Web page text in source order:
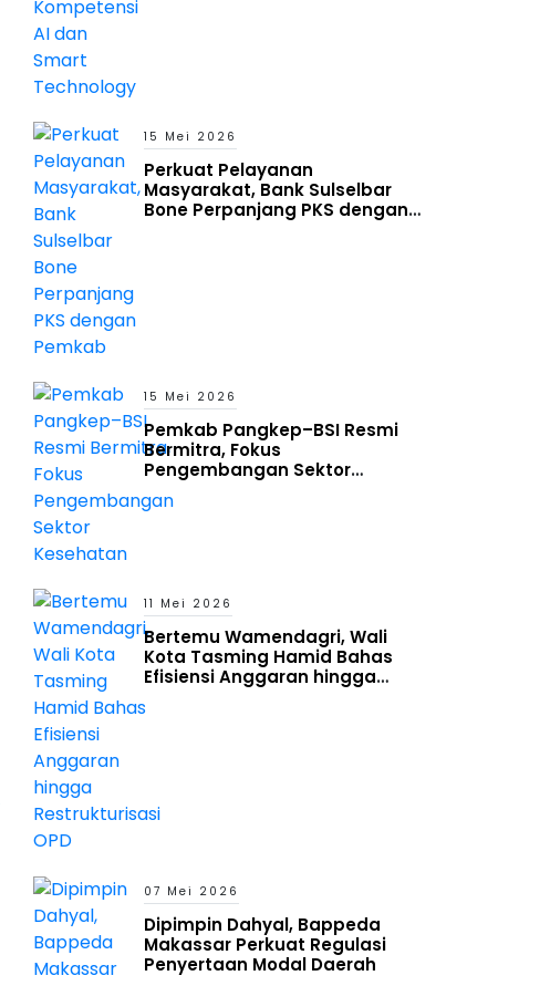
15 Mei 2026
Perkuat Pelayanan
Masyarakat, Bank Sulselbar
Bone Perpanjang PKS dengan
15 Mei 2026
Pemkab Pangkep–BSI Resmi
Bermitra, Fokus
Pengembangan Sektor
11 Mei 2026
Bertemu Wamendagri, Wali
Kota Tasming Hamid Bahas
Efisiensi Anggaran hingga
07 Mei 2026
Dipimpin Dahyal, Bappeda
Makassar Perkuat Regulasi
Penyertaan Modal Daerah